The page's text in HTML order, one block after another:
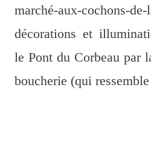
marché-aux-
décorations et
le Pont du Corbeau par
boucherie (qui